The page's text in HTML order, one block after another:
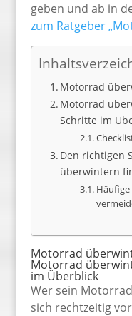
geben und ab in
zum Ratgeber
Motorrad
Motorrad
Schritte im
Den richtigen
überwintern
Motorrad
Motorrad
im Überblick
Wer sein
sich rechtzeitig